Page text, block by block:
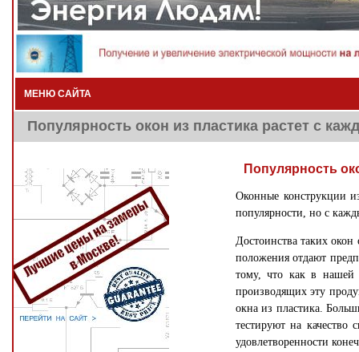
МЕНЮ САЙТА
Популярность окон из пластика растет с
Популярность
Оконные конструкции
популярности, но с
Достоинства таких
положения отдают
тому, что как в нашей
производящих эту
окна из пластика.
тестируют на качество
удовлетворенности